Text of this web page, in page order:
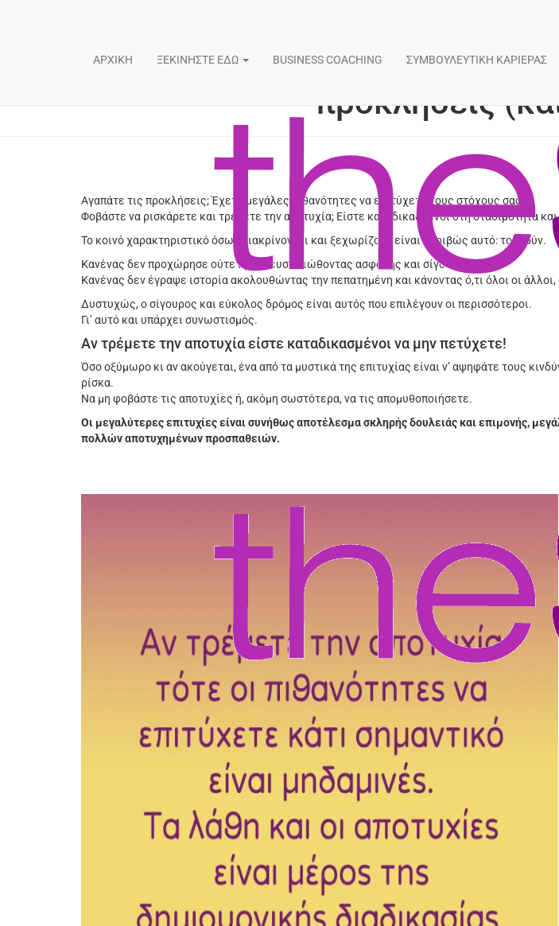
ΑΡΧΙΚΗ ΞΕΚΙΝΗΣΤΕ ΕΔΩ BUSINESS COACHING ΣΥΜΒΟΥΛΕΥΤΙΚΗ ΚΑΡΙΕΡΑΣ
Ο δρόμος προς την
προκλήσεις
Αγαπάτε τις προκλήσεις; Έχετε μεγάλες πιθανότητες να επιτύχετε τους στόχους σας.
Φοβάστε να ρισκάρετε και τρέμετε την αποτυχία; Είστε καταδικασμένοι στη στασιμότητα
Το κοινό χαρακτηριστικό όσων διακρίνονται και ξεχωρίζουν είναι ακριβώς αυτό: τολμούν.
Κανένας δεν προχώρησε ούτε προόδευσε νιώθοντας ασφαλής και σίγουρος.
Κανένας δεν έγραψε ιστορία ακολουθώντας την πεπατημένη και κάνοντας ό,τι όλοι οι
Δυστυχώς, ο σίγουρος και εύκολος δρόμος είναι αυτός που επιλέγουν οι περισσότεροι.
Γι’ αυτό και υπάρχει συνωστισμός.
Αν τρέμετε την αποτυχία είστε καταδικασμένοι να μην πετύχετε!
Όσο οξύμωρο κι αν ακούγεται, ένα από τα μυστικά της επιτυχίας είναι ν’ αψηφάτε τους
ρίσκα.
Να μη φοβάστε τις αποτυχίες ή, ακόμη σωστότερα, να τις απομυθοποιήσετε.
Οι μεγαλύτερες επιτυχίες είναι συνήθως αποτέλεσμα σκληρής δουλειάς και επιμονής,
πολλών αποτυχημένων προσπαθειών.